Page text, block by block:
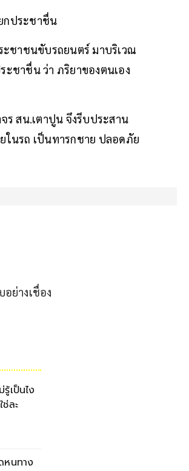
กประชาชื่น
ะชาชนขับรถยนตร์ มาบริเวณ
ชาชื่น ว่า ภริยาของตนเอง
ร สน.เตาปูน จึงรีบประสาน
ในรถ เป็นทารกชาย ปลอดภัย
ย่างเชื่อง
เป็นไง
ละ